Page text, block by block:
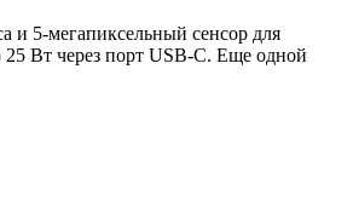
и 5-мегапиксельный сенсор для
Вт через порт USB-C. Еще одной